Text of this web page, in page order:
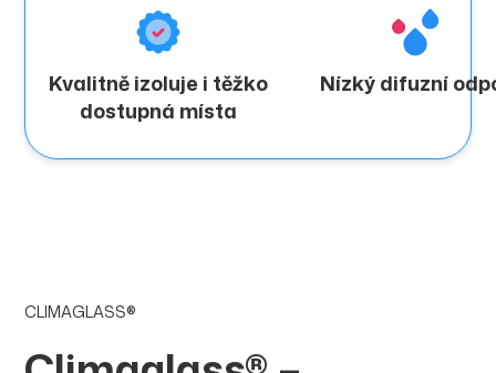
Kvalitně izoluje i těžko
dostupná místa
Nízký difuzní
CLIMAGLASS®